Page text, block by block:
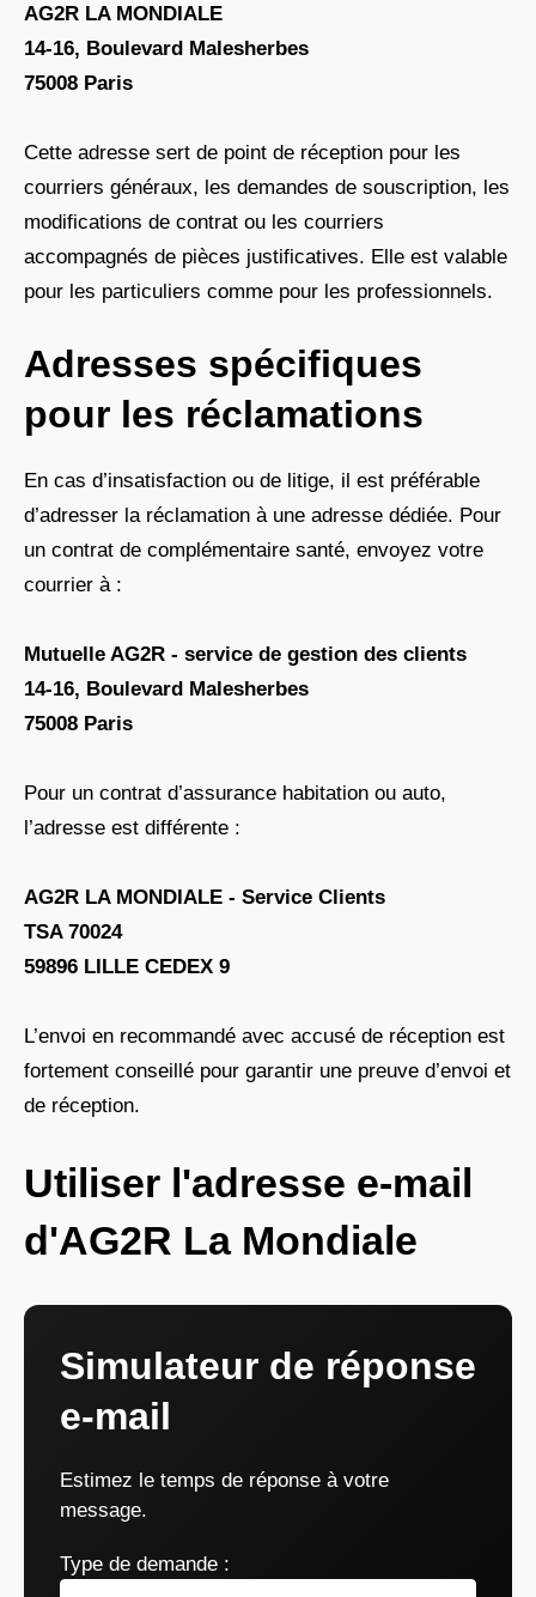
AG2R LA MONDIALE
14-16, Boulevard Malesherbes
75008 Paris
Cette adresse sert de point de réception pour les
courriers généraux, les demandes de souscription, les
modifications de contrat ou les courriers
accompagnés de pièces justificatives. Elle est valable
pour les particuliers comme pour les professionnels.
Adresses spécifiques
pour les réclamations
En cas d’insatisfaction ou de litige, il est préférable
d’adresser la réclamation à une adresse dédiée. Pour
un contrat de complémentaire santé, envoyez votre
courrier à :
Mutuelle AG2R - service de gestion des clients
14-16, Boulevard Malesherbes
75008 Paris
Pour un contrat d’assurance habitation ou auto,
l’adresse est différente :
AG2R LA MONDIALE - Service Clients
TSA 70024
59896 LILLE CEDEX 9
L’envoi en recommandé avec accusé de réception est
fortement conseillé pour garantir une preuve d’envoi et
de réception.
Utiliser l'adresse e-mail
d'AG2R La Mondiale
Simulateur de réponse
e-mail
Estimez le temps de réponse à votre
message.
Type de demande :